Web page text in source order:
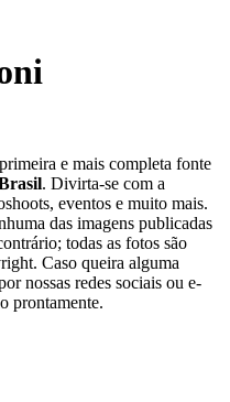
e mais completa fonte
. Divirta-se com a
eventos e muito mais.
das imagens publicadas
todas as fotos são
Caso queira alguma
nossas redes sociais ou e-
prontamente.